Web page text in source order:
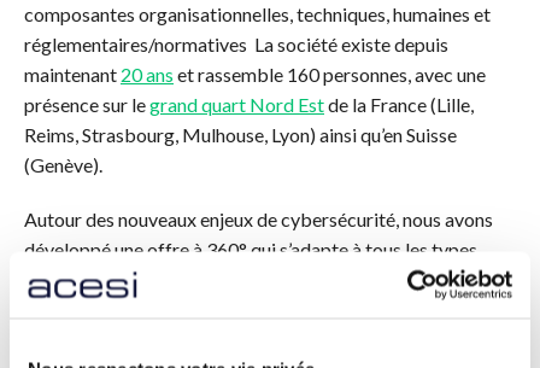
composantes organisationnelles, techniques, humaines et
réglementaires/normatives La société existe depuis
maintenant 20 ans et rassemble 160 personnes, avec une
présence sur legrand quart Nord Estde la France (Lille,
Reims, Strasbourg, Mulhouse, Lyon) ainsi qu’en Suisse
(Genève).
Autour des nouveaux enjeux de cybersécurité, nous avons
développé une offre à 360° qui s’adapte à tous les types
d’entreprises et d’organisations.